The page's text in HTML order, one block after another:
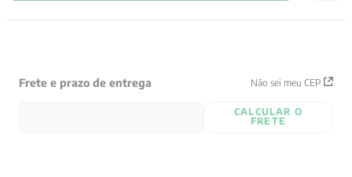
Frete e prazo de entrega Não sei meu CEP
CALCULAR O
FRETE